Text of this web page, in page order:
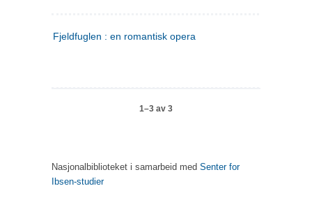
Fjeldfuglen : en romantisk opera
1–3 av 3
Nasjonalbiblioteket i samarbeid med Senter for
Ibsen-studier